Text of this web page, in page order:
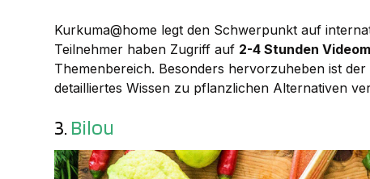
Kurkuma@home legt den Schwerpunkt auf
Teilnehmer haben Zugriff auf 2-4 Stunden
Themenbereich. Besonders hervorzuheben ist
detailliertes Wissen zu pflanzlichen Alternativen
3. Bilou